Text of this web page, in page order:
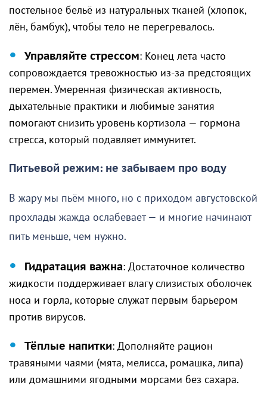
постельное бельё из натуральных тканей (хлопок,
лён, бамбук), чтобы тело не перегревалось.
Управляйте стрессом: Конец лета часто
сопровождается тревожностью из-за предстоящих
перемен. Умеренная физическая активность,
дыхательные практики и любимые занятия
помогают снизить уровень кортизола — гормона
стресса, который подавляет иммунитет.
Питьевой режим: не забываем про воду
В жару мы пьём много, но с приходом августовской
прохлады жажда ослабевает — и многие начинают
пить меньше, чем нужно.
Гидратация важна: Достаточное количество
жидкости поддерживает влагу слизистых оболочек
носа и горла, которые служат первым барьером
против вирусов.
Тёплые напитки: Дополняйте рацион
травяными чаями (мята, мелисса, ромашка, липа)
или домашними ягодными морсами без сахара.